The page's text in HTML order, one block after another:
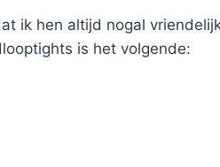
ik hen altijd nogal
is het volgende: